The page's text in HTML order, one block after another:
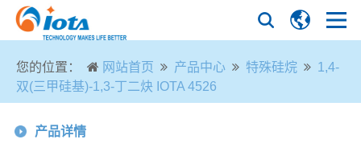
您的位置： 网站首页 产品中心 特殊硅烷
1,4-
双(三甲硅基)-1,3-丁二炔 IOTA 4526
产品详情